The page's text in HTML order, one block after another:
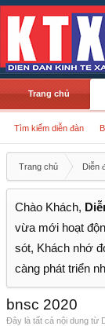
Trang chủ
Tìm kiếm diễn đàn
Trang chủ Diễn
Chào Khách,
vừa mới hoạt
sót, Khách nhớ
càng phát triển
bnsc 2020
Đây là tất cả nội dung từ